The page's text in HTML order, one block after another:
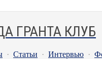
ГРАНТА КЛУБ
· Статьи · Интервью ·